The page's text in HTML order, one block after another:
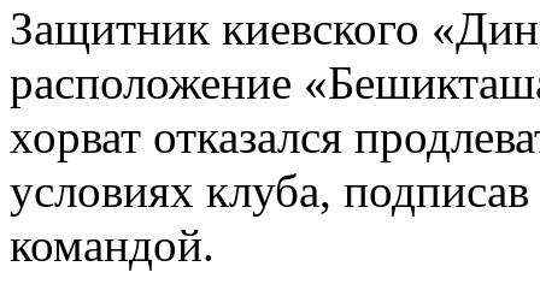
Защитник киевского
расположение
хорват отказался
условиях клуба,
командой.